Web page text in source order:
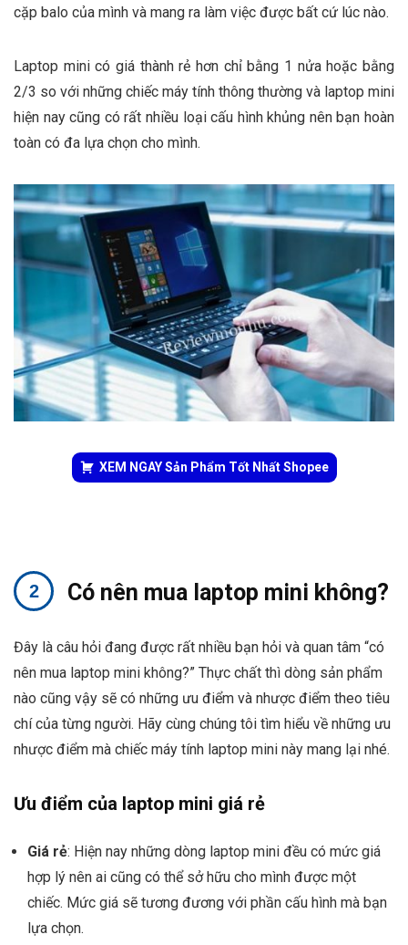
cặp balo của mình và mang ra làm việc được bất cứ lúc nào.
Laptop mini có giá thành rẻ hơn chỉ bằng 1 nửa hoặc bằng
2/3 so với những chiếc máy tính thông thường và laptop mini
hiện nay cũng có rất nhiều loại cấu hình khủng nên bạn hoàn
toàn có đa lựa chọn cho mình.
XEM NGAY Sản Phẩm Tốt Nhất Shopee
Có nên mua laptop mini không?
Đây là câu hỏi đang được rất nhiều bạn hỏi và quan tâm “có
nên mua laptop mini không?” Thực chất thì dòng sản phẩm
nào cũng vậy sẽ có những ưu điểm và nhược điểm theo tiêu
chí của từng người. Hãy cùng chúng tôi tìm hiểu về những ưu
nhược điểm mà chiếc máy tính laptop mini này mang lại nhé.
Ưu điểm của laptop mini giá rẻ
Giá rẻ: Hiện nay những dòng laptop mini đều có mức giá
hợp lý nên ai cũng có thể sở hữu cho mình được một
chiếc. Mức giá sẽ tương đương với phần cấu hình mà bạn
lựa chọn.